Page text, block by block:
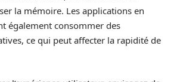
la mémoire. Les applications en
également consommer des
ce qui peut affecter la rapidité de